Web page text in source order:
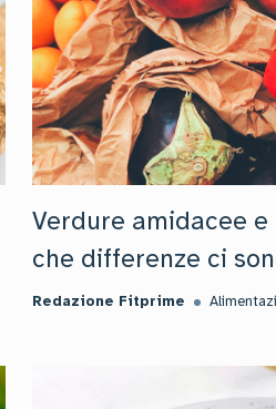
Verdure amidacee
che differenze ci
Redazione Fitprime